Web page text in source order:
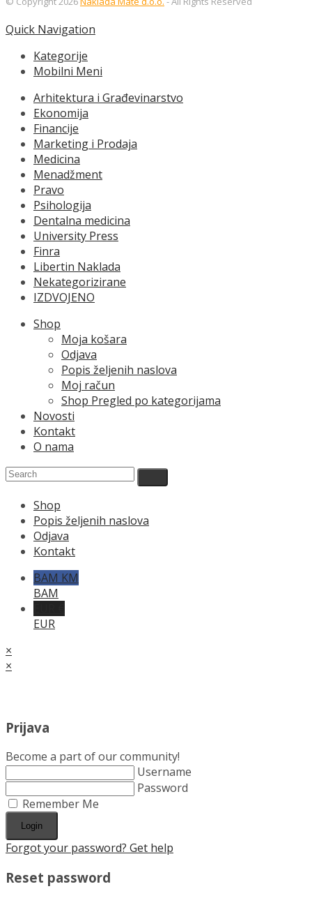
Quick Navigation
Kategorije
Mobilni Meni
Arhitektura i Građevinarstvo
Ekonomija
Financije
Marketing i Prodaja
Medicina
Menadžment
Pravo
Psihologija
Dentalna medicina
University Press
Finra
Libertin Naklada
Nekategorizirane
IZDVOJENO
Shop
Moja košara
Odjava
Popis željenih naslova
Moj račun
Shop Pregled po kategorijama
Novosti
Kontakt
O nama
Shop
Popis željenih naslova
Odjava
Kontakt
BAM KM
BAM
EUR
×
×
Prijava
Become a part of our community!
Username
Password
Remember Me
Login
Forgot your password? Get help
Reset password